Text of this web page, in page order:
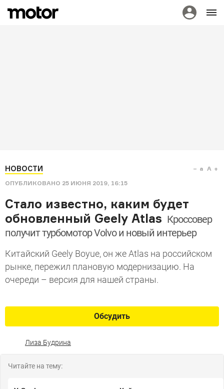
НОВОСТИ
ОПУБЛИКОВАНО 25 ИЮНЯ 2019, 16:15
a A
Стало известно, каким будет
обновленный Geely Atlas Кроссовер
получит турбомотор Volvo и новый интерьер
Китайский Geely Boyue, он же Atlas на российском
рынке, пережил плановую модернизацию. На
очереди – версия для нашей страны.
Обсудить
Лиза Будрина
Читайте на тему: